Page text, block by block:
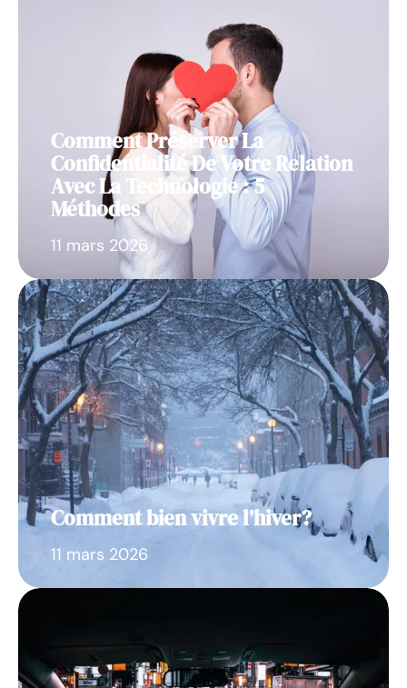
Comment Préserver La
Confidentialité De Votre Relation
Avec La Technologie : 5
Méthodes
11 mars 2026
Comment bien vivre l’hiver?
11 mars 2026